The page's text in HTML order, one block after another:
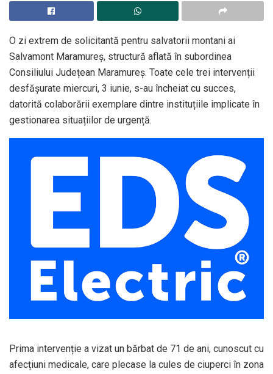
O zi extrem de solicitantă pentru salvatorii montani ai
Salvamont Maramureș, structură aflată în subordinea
Consiliului Județean Maramureș. Toate cele trei intervenții
desfășurate miercuri, 3 iunie, s-au încheiat cu succes,
datorită colaborării exemplare dintre instituțiile implicate în
gestionarea situațiilor de urgență.
Prima intervenție a vizat un bărbat de 71 de ani, cunoscut cu
afecțiuni medicale, care plecase la cules de ciuperci în zona